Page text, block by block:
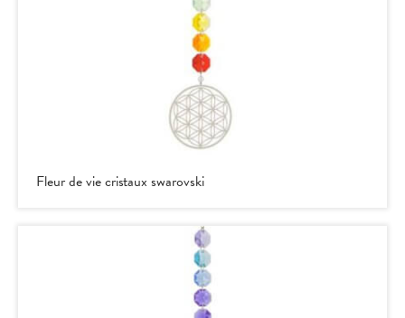
Fleur de vie cristaux swarovski